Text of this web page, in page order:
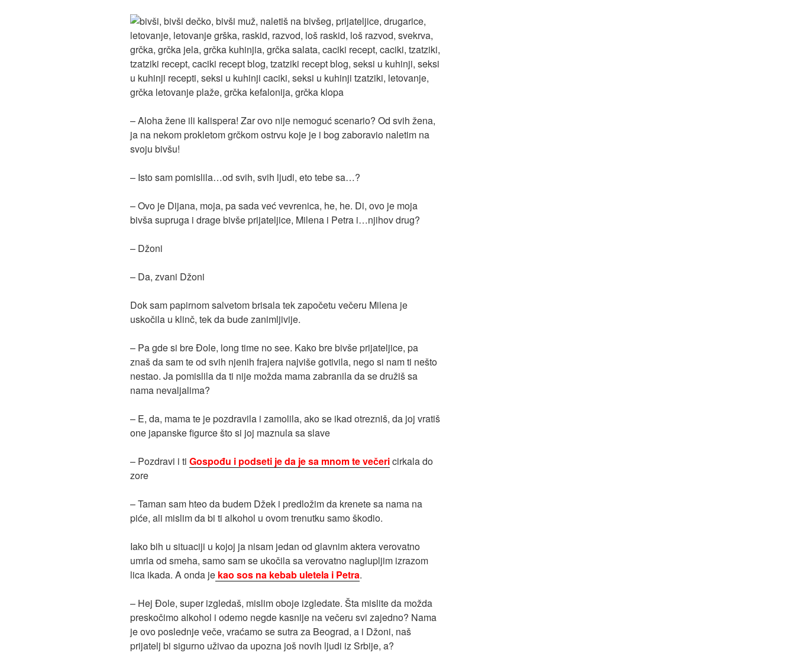
– Aloha žene ili kalispera! Zar ovo nije nemoguć scenario? Od svih žena,
ja na nekom prokletom grčkom ostrvu koje je i bog zaboravio naletim na
svoju bivšu!
– Isto sam pomislila…od svih, svih ljudi, eto tebe sa…?
– Ovo je Dijana, moja, pa sada već vevrenica, he, he. Di, ovo je moja
bivša supruga i drage bivše prijateljice, Milena i Petra i…njihov drug?
– Džoni
– Da, zvani Džoni
Dok sam papirnom salvetom brisala tek započetu večeru Milena je
uskočila u klinč, tek da bude zanimljivije.
– Pa gde si bre Đole, long time no see. Kako bre bivše prijateljice, pa
znaš da sam te od svih njenih frajera najviše gotivila, nego si nam ti nešto
nestao. Ja pomislila da ti nije možda mama zabranila da se družiš sa
nama nevaljalima?
– E, da, mama te je pozdravila i zamolila, ako se ikad otrezniš, da joj vratiš
one japanske figurce što si joj maznula sa slave
– Pozdravi i ti Gospođu i podseti je da je sa mnom te večericirkala do
zore
– Taman sam hteo da budem Džek i predložim da krenete sa nama na
piće, ali mislim da bi ti alkohol u ovom trenutku samo škodio.
Iako bih u situaciji u kojoj ja nisam jedan od glavnim aktera verovatno
umrla od smeha, samo sam se ukočila sa verovatno naglupljim izrazom
lica ikada. A onda je kao sos na kebab uletela i Petra.
– Hej Đole, super izgledaš, mislim oboje izgledate. Šta mislite da možda
preskočimo alkohol i odemo negde kasnije na večeru svi zajedno? Nama
je ovo poslednje veče, vraćamo se sutra za Beograd, a i Džoni, naš
prijatelj bi sigurno uživao da upozna još novih ljudi iz Srbije, a?